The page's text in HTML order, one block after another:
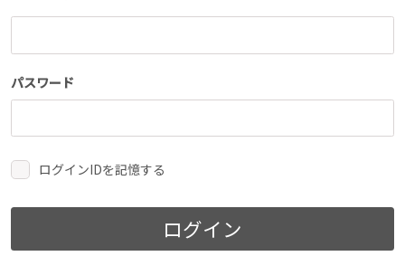
パスワード
ログインIDを記憶する
ログイン